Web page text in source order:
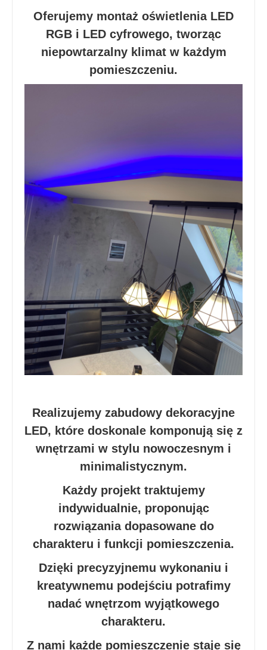
Oferujemy montaż oświetlenia LED
RGB i LED cyfrowego, tworząc
niepowtarzalny klimat w każdym
pomieszczeniu.
Realizujemy zabudowy dekoracyjne
LED, które doskonale komponują się z
wnętrzami w stylu nowoczesnym i
minimalistycznym.
Każdy projekt traktujemy
indywidualnie, proponując
rozwiązania dopasowane do
charakteru i funkcji pomieszczenia.
Dzięki precyzyjnemu wykonaniu i
kreatywnemu podejściu potrafimy
nadać wnętrzom wyjątkowego
charakteru.
Z nami każde pomieszczenie staje się